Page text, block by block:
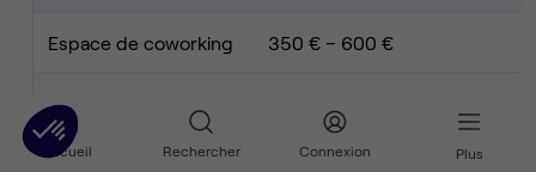
Accueil Rechercher Connexion Plus
Espace de coworking 350 € – 600 €
Bureau privatif
Bureau opéré (équipé) 700 € – 1 100 €